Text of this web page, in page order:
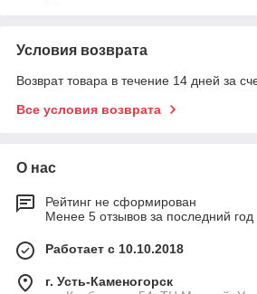
Условия возврата
Возврат товара в течение 14 дней за
Все условия возврата
О нас
Рейтинг не сформирован
Менее 5 отзывов за последний год
Работает с 10.10.2018
г. Усть-Каменогорск